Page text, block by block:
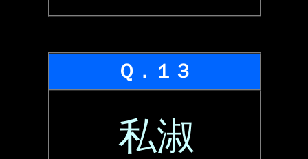
Ｑ．１３
私淑